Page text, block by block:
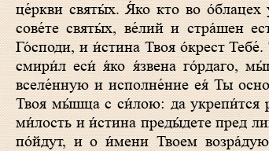
це́ркви святы́х. Я́ко кто во о́блацех
сове́те святы́х, ве́лий и стра́шен
Го́споди, и и́стина Твоя о́крест
смири́л еси́ я́ко я́звена го́рдаго,
вселе́нную и исполне́ние ея́ Ты
Твоя мы́шца с си́лою: да укрепи́тся
ми́лость и и́стина преды́дете пред
по́йдут, и о и́мени Твоем